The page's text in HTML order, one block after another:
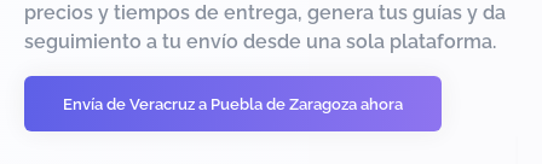
precios y tiempos de entrega, genera tus guías y da
seguimiento a tu envío desde una sola plataforma.
Envía de Veracruz a Puebla de Zaragoza ahora